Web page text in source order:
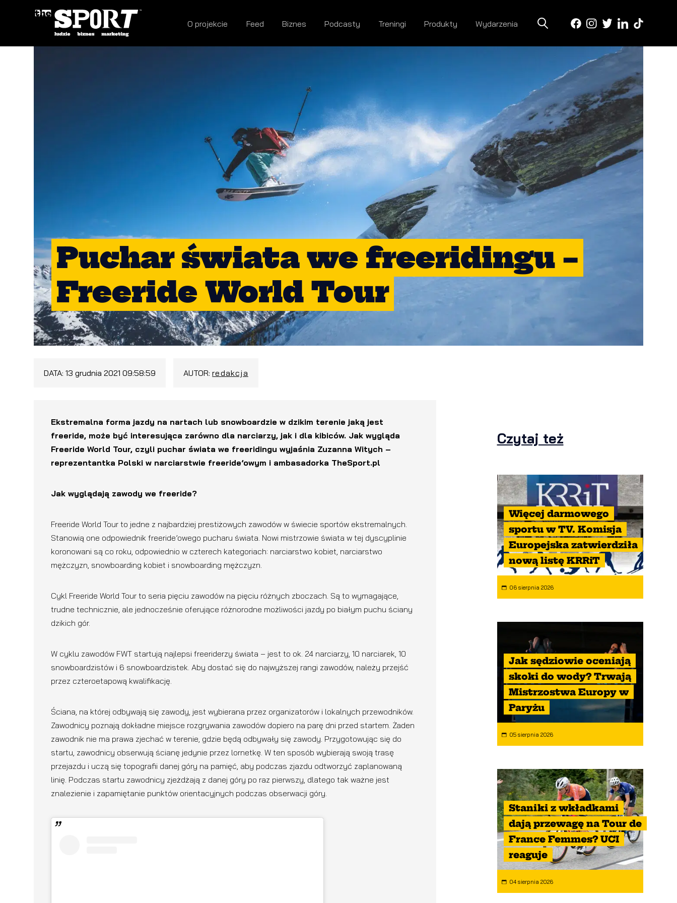
O projekcie Feed Biznes Podcasty Treningi Produkty Wydarzenia
Puchar świata we freeridingu –
Freeride World Tour
DATA:13 grudnia 2021 09:58:59 AUTOR:redakcja
Ekstremalna forma jazdy na nartach lub snowboardzie w dzikim terenie jaką jest
freeride, może być interesująca zarówno dla narciarzy, jak i dla kibiców. Jak wygląda
Freeride World Tour, czyli puchar świata we freeridingu wyjaśnia Zuzanna Witych –
reprezentantka Polski w narciarstwie freeride’owym i ambasadorka TheSport.pl
Jak wyglądają zawody we freeride?
Freeride World Tour to jedne z najbardziej prestiżowych zawodów w świecie sportów ekstremalnych.
Stanowią one odpowiednik freeride’owego pucharu świata. Nowi mistrzowie świata w tej dyscyplinie
koronowani są co roku, odpowiednio w czterech kategoriach: narciarstwo kobiet, narciarstwo
mężczyzn, snowboarding kobiet i snowboarding mężczyzn.
Cykl Freeride World Tour to seria pięciu zawodów na pięciu różnych zboczach. Są to wymagające,
trudne technicznie, ale jednocześnie oferujące różnorodne możliwości jazdy po białym puchu ściany
dzikich gór.
W cyklu zawodów FWT startują najlepsi freeriderzy świata – jest to ok. 24 narciarzy, 10 narciarek, 10
snowboardzistów i 6 snowboardzistek. Aby dostać się do najwyższej rangi zawodów, należy przejść
przez czteroetapową kwalifikację.
Ściana, na której odbywają się zawody, jest wybierana przez organizatorów i lokalnych przewodników.
Zawodnicy poznają dokładne miejsce rozgrywania zawodów dopiero na parę dni przed startem. Żaden
zawodnik nie ma prawa zjechać w terenie, gdzie będą odbywały się zawody. Przygotowując się do
startu, zawodnicy obserwują ścianę jedynie przez lornetkę. W ten sposób wybierają swoją trasę
przejazdu i uczą się topografii danej góry na pamięć, aby podczas zjazdu odtworzyć zaplanowaną
linię. Podczas startu zawodnicy zjeżdżają z danej góry po raz pierwszy, dlatego tak ważne jest
znalezienie i zapamiętanie punktów orientacyjnych podczas obserwacji góry.
Czytaj też
Więcej darmowego
sportu w TV. Komisja
Europejska zatwierdziła
nową listę KRRiT
06 sierpnia 2026
Jak sędziowie oceniają
skoki do wody? Trwają
Mistrzostwa Europy w
Paryżu
05 sierpnia 2026
Staniki z wkładkami
dają przewagę na Tour de
France Femmes? UCI
reaguje
04 sierpnia 2026